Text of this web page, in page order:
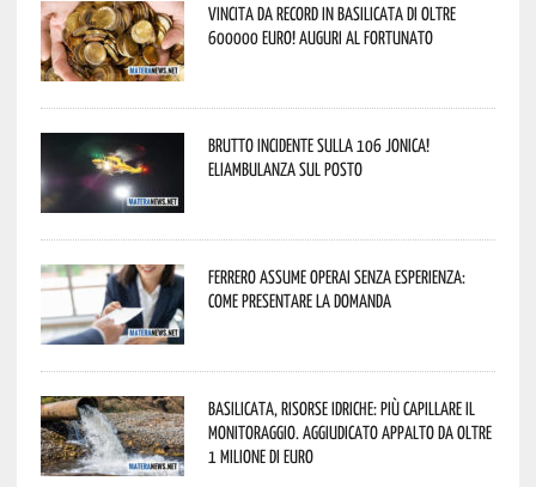
Vincita da record in Basilicata di oltre
600000 euro! Auguri al fortunato
Brutto incidente sulla 106 Jonica!
Eliambulanza sul posto
Ferrero assume operai senza esperienza:
come presentare la domanda
Basilicata, Risorse idriche: più capillare il
monitoraggio. Aggiudicato appalto da oltre
1 milione di euro